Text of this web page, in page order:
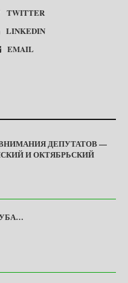
TWITTER
LINKEDIN
EMAIL
ДЕПУТАТОВ —
И ОКТЯБРЬСКИЙ